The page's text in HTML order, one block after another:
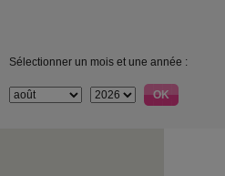
Sélectionner un mois et une année :